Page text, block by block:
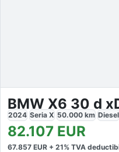
2024 Seria X 50.000 km Diesel
82.107 EUR
67.857 EUR + 21% TVA